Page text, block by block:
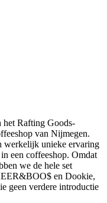
het Rafting Goods-
van Nijmegen.
werkelijk unieke ervaring
een coffeeshop. Omdat
we de hele set
en Dookie,
geen verdere introductie